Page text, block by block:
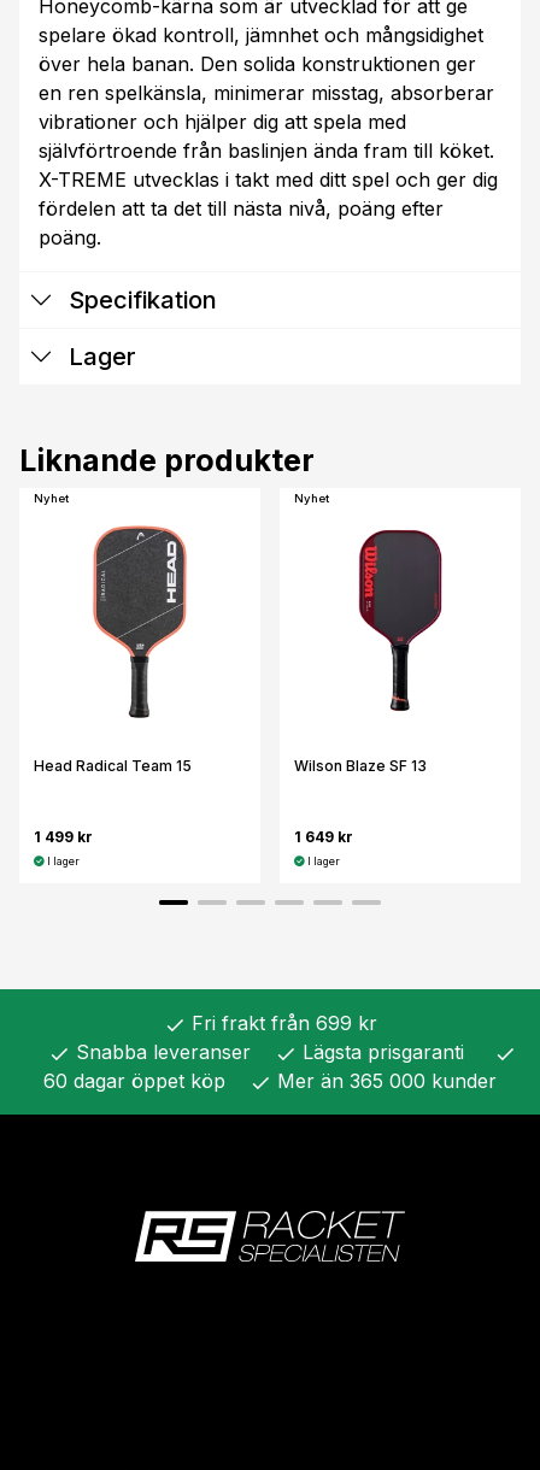
Honeycomb-kärna som är utvecklad för att ge
spelare ökad kontroll, jämnhet och mångsidighet
över hela banan. Den solida konstruktionen ger
en ren spelkänsla, minimerar misstag, absorberar
vibrationer och hjälper dig att spela med
självförtroende från baslinjen ända fram till köket.
X-TREME utvecklas i takt med ditt spel och ger dig
fördelen att ta det till nästa nivå, poäng efter
poäng.
Specifikation
Lager
Liknande produkter
Nyhet
Head Radical Team 15
1 499 kr
I lager
Nyhet
Wilson Blaze SF 13
1 649 kr
I lager
check Fri frakt från 699 kr
check Snabba leveranser check Lägsta prisgaranti check
60 dagar öppet köp check Mer än 365 000 kunder